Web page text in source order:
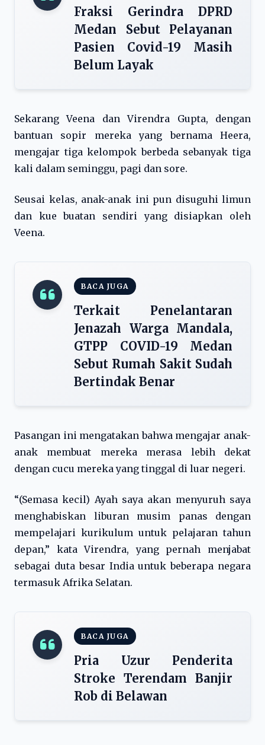
Fraksi Gerindra DPRD
Medan Sebut Pelayanan
Pasien Covid-19 Masih
Belum Layak
Sekarang Veena dan Virendra Gupta, dengan
bantuan sopir mereka yang bernama Heera,
mengajar tiga kelompok berbeda sebanyak tiga
kali dalam seminggu, pagi dan sore.
Seusai kelas, anak-anak ini pun disuguhi limun
dan kue buatan sendiri yang disiapkan oleh
Veena.
BACA JUGA
Terkait Penelantaran
Jenazah Warga Mandala,
GTPP COVID-19 Medan
Sebut Rumah Sakit Sudah
Bertindak Benar
Pasangan ini mengatakan bahwa mengajar anak-
anak membuat mereka merasa lebih dekat
dengan cucu mereka yang tinggal di luar negeri.
“(Semasa kecil) Ayah saya akan menyuruh saya
menghabiskan liburan musim panas dengan
mempelajari kurikulum untuk pelajaran tahun
depan,” kata Virendra, yang pernah menjabat
sebagai duta besar India untuk beberapa negara
termasuk Afrika Selatan.
BACA JUGA
Pria Uzur Penderita
Stroke Terendam Banjir
Rob di Belawan